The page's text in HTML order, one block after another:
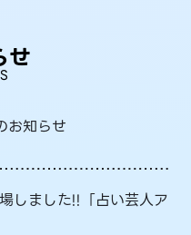
せ
お知らせ
しました!!「占い芸人ア